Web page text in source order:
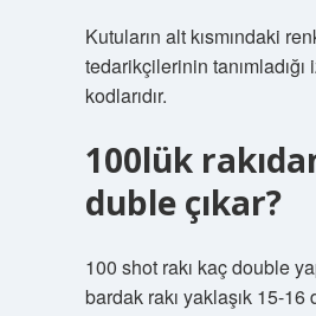
Kutuların alt kısmındaki
tedarikçilerinin
kodlarıdır.
100lük
duble çıkar?
100 shot rakı kaç double
bardak rakı yaklaşık 15-16